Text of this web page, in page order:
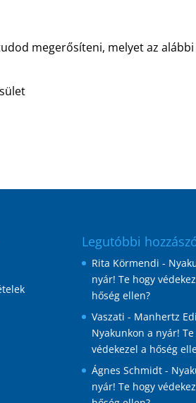
megerősíteni, melyet az
Legutóbbi
Rita Körmendi -
nyár! Te hogy
hőség ellen?
Vaszati - Manhertz
Nyakunkon a nyár!
védekezel a hőség
Ágnes Schmidt-
nyár! Te hogy